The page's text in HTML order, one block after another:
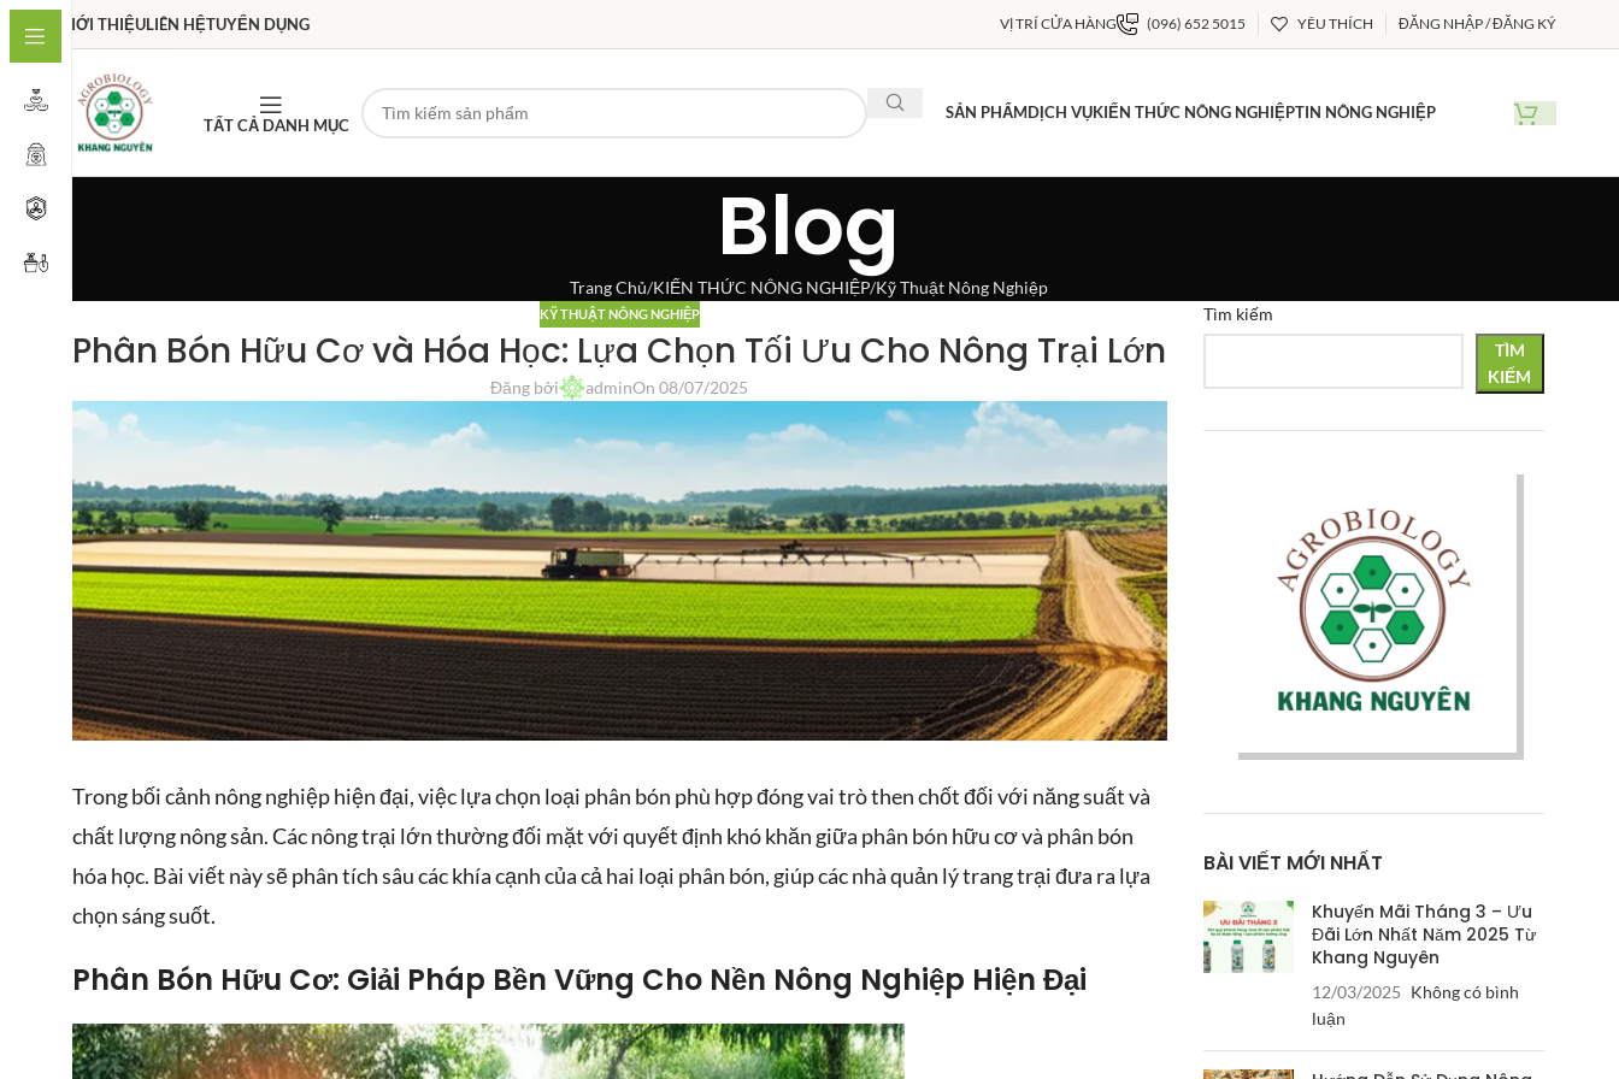
Hạt giống dưa lưới
dưa lưới trái tròn, ruột
cam, có đặc tính kháng
Quy cách: 500 hạt /gói
HẠT GIỐNG DƯA
Thành phần:Chứa vi
khuẩn có lợi hỗ trợ
Thuốc trừ bệnh
Daconil 500SC là thuốc
(EC). Hoạt chất chính là
Matrine.10
chất Tebuconazole,
được dùng để kiểm
soát nhiều loại nấm
bệnh trên cây trồng
ĐĂNG 500WP là sản
phẩm chuyên dùng để
tiêu diệt sâu bệnh hại
cây trồng. Với hoạt
Túi trồng dưa lưới PE là
Dung dịch vệ sinh
đường ống BM Clean là
GIỚI THIỆULIÊN HỆTUYỂN DỤNG VỊ TRÍ CỬA HÀNG (096) 652 5015 YÊU THÍCH ĐĂNG NHẬP / ĐĂNG KÝ
TẤT CẢ DANH MỤC
SẢN PHẨMDỊCH VỤKIẾN THỨC NÔNG NGHIỆPTIN NÔNG NGHIỆP
Blog
Trang Chủ KIẾN THỨC NÔNG NGHIỆP Kỹ Thuật Nông Nghiệp
KỸ THUẬT NÔNG NGHIỆP
Phân Bón Hữu Cơ và Hóa Học: Lựa Chọn Tối Ưu Cho Nông Trại Lớn
Đăng bởi adminOn 08/07/2025
Trong bối cảnh nông nghiệp hiện đại, việc lựa chọn loại phân bón phù hợp đóng vai trò then chốt đối với năng suất và
chất lượng nông sản. Các nông trại lớn thường đối mặt với quyết định khó khăn giữa phân bón hữu cơ và phân bón
hóa học. Bài viết này sẽ phân tích sâu các khía cạnh của cả hai loại phân bón, giúp các nhà quản lý trang trại đưa ra lựa
chọn sáng suốt.
Phân Bón Hữu Cơ: Giải Pháp Bền Vững Cho Nền Nông Nghiệp Hiện Đại
Tìm kiếm
TÌM
KIẾM
BÀI VIẾT MỚI NHẤT
Khuyến Mãi Tháng 3 – Ưu
Đãi Lớn Nhất Năm 2025 Từ
Khang Nguyên
12/03/2025 Không có bình
luận